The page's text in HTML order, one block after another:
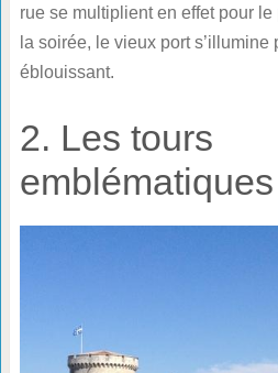
rue se multiplient en effet pour
la soirée, le vieux port
éblouissant.
2. Les tours
emblématiques